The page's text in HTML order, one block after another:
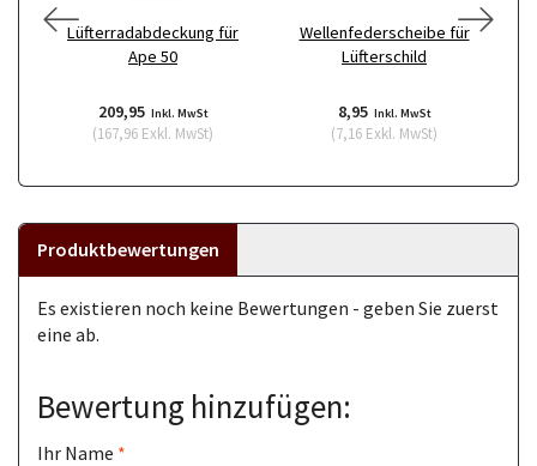
Lüfterradabdeckung für
Ape 50
209,95 Inkl. MwSt
(167,96 Exkl. MwSt)
Wellenfederscheibe für
Lüfterschild
8,95 Inkl. MwSt
(7,16 Exkl. MwSt)
Produktbewertungen
Es existieren noch keine Bewertungen - geben Sie zuerst
eine ab.
Bewertung hinzufügen:
Ihr Name